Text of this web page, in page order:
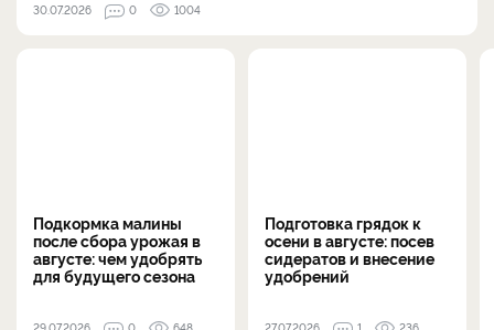
30.07.2026 0 1004
Подкормка малины
после сбора урожая в
августе: чем удобрять
для будущего сезона
29.07.2026 0 648
Подготовка грядок к
осени в августе: посев
сидератов и внесение
удобрений
27.07.2026 1 236